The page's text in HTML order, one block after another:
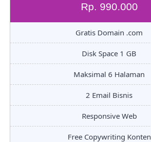
Rp. 990.000
Gratis Domain .com
Disk Space 1 GB
Maksimal 6 Halaman
2 Email Bisnis
Responsive Web
Free Copywriting Konten